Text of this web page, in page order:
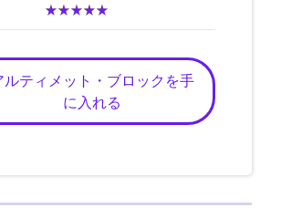
ルティメット・ブロックを手
に入れる